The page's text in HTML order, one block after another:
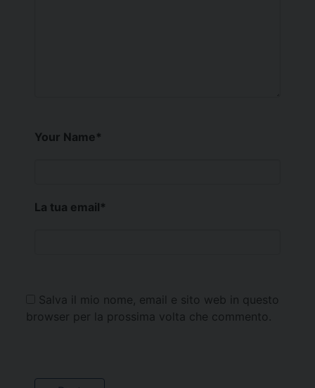
Your Name*
La tua email*
Salva il mio nome, email e sito web in questo
browser per la prossima volta che commento.